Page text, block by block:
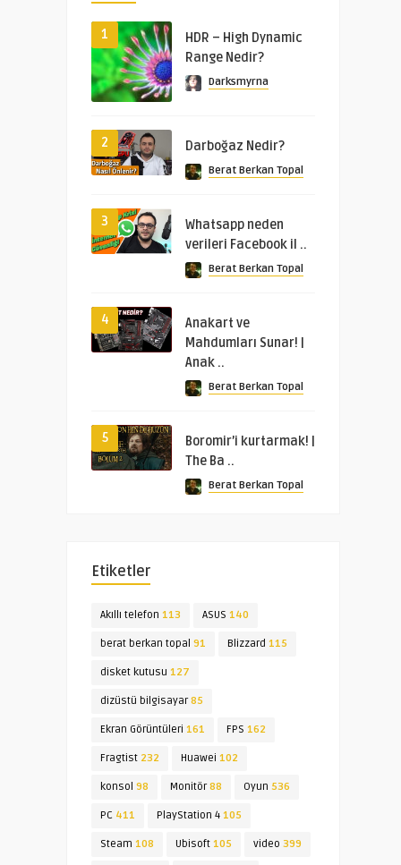
1
HDR – High Dynamic
Range Nedir?
Darksmyrna
2 Darboğaz Nedir?
Berat Berkan Topal
3
Whatsapp neden
verileri Facebook il ..
Berat Berkan Topal
4
Anakart ve
Mahdumları Sunar! |
Anak ..
Berat Berkan Topal
5
Boromir’i kurtarmak! |
The Ba ..
Berat Berkan Topal
Etiketler
Akıllı telefon 113 ASUS 140
berat berkan topal 91 Blizzard 115
disket kutusu 127
dizüstü bilgisayar85
Ekran Görüntüleri 161 FPS 162
Fragtist 232 Huawei 102
konsol 98 Monitör88 Oyun 536
PC 411 PlayStation 4 105
Steam 108 Ubisoft 105 video 399